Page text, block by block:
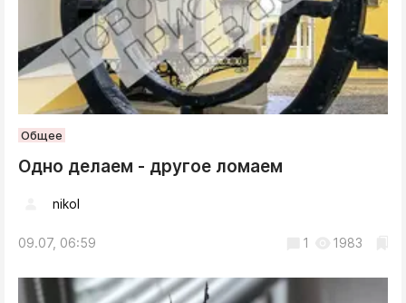
Общее
Одно делаем - другое ломаем
nikol
09.07, 06:59 1 1983